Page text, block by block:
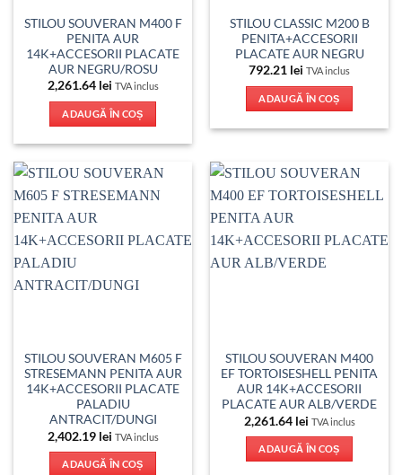
STILOU SOUVERAN M400 F
PENITA AUR
14K+ACCESORII PLACATE
AUR NEGRU/ROSU
2,261.64 lei TVA inclus
ADAUGĂ ÎN COȘ
STILOU CLASSIC M200 B
PENITA+ACCESORII
PLACATE AUR NEGRU
792.21 lei TVA inclus
ADAUGĂ ÎN COȘ
STILOU SOUVERAN M605 F
STRESEMANN PENITA AUR
14K+ACCESORII PLACATE
PALADIU
ANTRACIT/DUNGI
2,402.19 lei TVA inclus
ADAUGĂ ÎN COȘ
STILOU SOUVERAN M400
EF TORTOISESHELL PENITA
AUR 14K+ACCESORII
PLACATE AUR ALB/VERDE
2,261.64 lei TVA inclus
ADAUGĂ ÎN COȘ